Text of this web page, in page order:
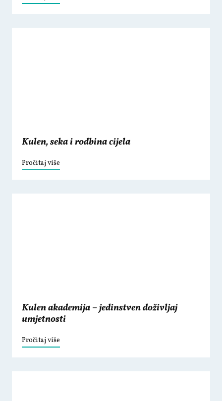
Kulen, seka i rodbina cijela
Pročitaj više
Kulen akademija – jedinstven doživljaj
umjetnosti
Pročitaj više